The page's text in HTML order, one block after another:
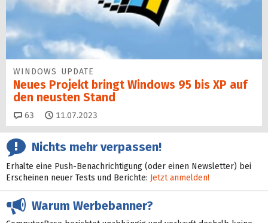
WINDOWS UPDATE
Neues Projekt bringt Windows 95 bis XP auf
den neusten Stand
63 Kommentare
11.07.2023
Nichts mehr verpassen!
Erhalte eine Push-Benachrichtigung (oder einen Newsletter) bei
Erscheinen neuer Tests und Berichte: Jetzt anmelden!
Warum Werbebanner?